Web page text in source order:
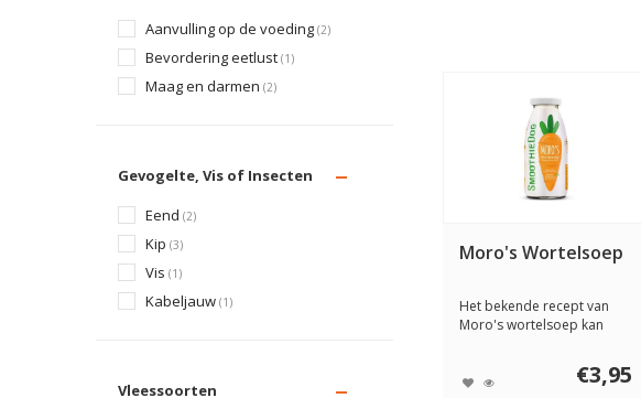
Aanvulling op de voeding (2)
Bevordering eetlust (1)
Maag en darmen (2)
Gevogelte, Vis of Insecten
Eend (2)
Kip (3)
Vis (1)
Kabeljauw (1)
Vleessoorten
Moro's Wortelsoep
Het bekende recept van
Moro's wortelsoep kan
€3,95